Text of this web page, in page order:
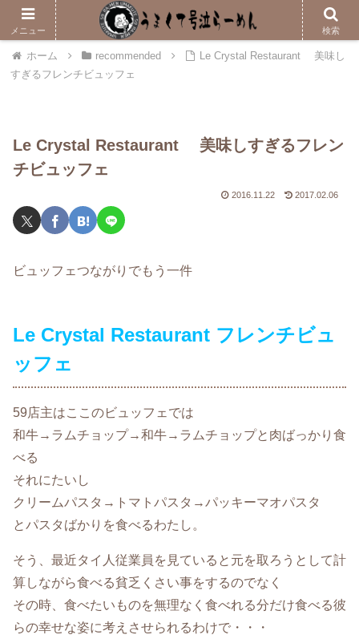
メニューはこちら
ホーム recommended
Le Crystal Restaurant 美味し
すぎるフレンチビュッフェ
Le Crystal Restaurant 美味しすぎるフレン
チビュッフェ
2016.11.22 2017.02.06
ビュッフェつながりでもう一件
Le Crystal Restaurant フレンチビュ
ッフェ
59店主はここのビュッフェでは
和牛→ラムチョップ→和牛→ラムチョップと肉ばっかり食
べる
それにたいし
クリームパスタ→トマトパスタ→パッキーマオパスタ
とパスタばかりを食べるわたし。
そう、最近タイ人従業員を見ていると元を取ろうとして計
算しながら食べる貧乏くさい事をするのでなく
その時、食べたいものを無理なく食べれる分だけ食べる彼
らの幸せな姿に考えさせられるわけで・・・
メニュー 検索